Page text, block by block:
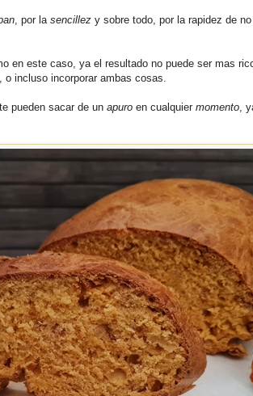
, por la sencillez y sobre todo, por la rapidez de
en este caso, ya el resultado no puede ser mas
, o incluso incorporar ambas cosas.
pueden sacar de un apuro en cualquier momento ,